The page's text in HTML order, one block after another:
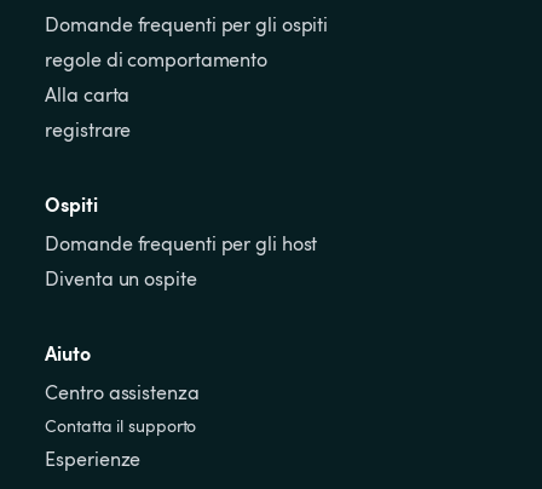
Domande frequenti per gli ospiti
regole di comportamento
Alla carta
registrare
Ospiti
Domande frequenti per gli host
Diventa un ospite
Aiuto
Centro assistenza
Contatta il supporto
Esperienze